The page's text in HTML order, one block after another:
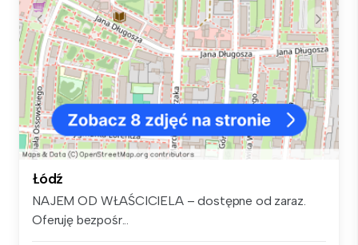
Łódź
NAJEM OD WŁAŚCICIELA – dostępne od zaraz.
Oferuję bezpośr...